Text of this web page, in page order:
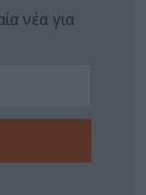
νέα για